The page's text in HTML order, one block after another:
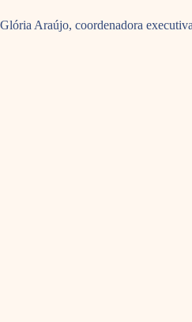
Glória Araújo, coordenadora